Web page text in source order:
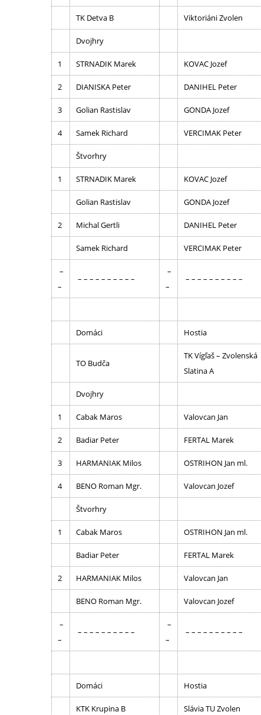
TK Detva B Viktoriáni Zvolen
Dvojhry
1 STRNADIK Marek KOVAC Jozef
2 DIANISKA Peter DANIHEL Peter
3 Golian Rastislav GONDA Jozef
4 Samek Richard VERCIMAK Peter
Štvorhry
1 STRNADIK Marek KOVAC Jozef
Golian Rastislav GONDA Jozef
2 Michal Gertli DANIHEL Peter
Samek Richard VERCIMAK Peter
–
–
– – – – – – – – – –
–
–
– – – – – – – – – –
Domáci Hostia
TO Budča
TK Vígľaš – Zvolenská
Slatina A
Dvojhry
1 Cabak Maros Valovcan Jan
2 Badiar Peter FERTAL Marek
3 HARMANIAK Milos OSTRIHON Jan ml.
4 BENO Roman Mgr. Valovcan Jozef
Štvorhry
1 Cabak Maros OSTRIHON Jan ml.
Badiar Peter FERTAL Marek
2 HARMANIAK Milos Valovcan Jan
BENO Roman Mgr. Valovcan Jozef
–
–
– – – – – – – – – –
–
–
– – – – – – – – – –
Domáci Hostia
KTK Krupina B Slávia TU Zvolen